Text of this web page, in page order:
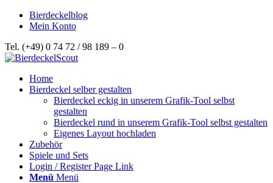
Bierdeckelblog
Mein Konto
Tel. (+49) 0 74 72 / 98 189 – 0
Home
Bierdeckel selber gestalten
Bierdeckel eckig in unserem Grafik-Tool selbst
gestalten
Bierdeckel rund in unserem Grafik-Tool selbst gestalten
Eigenes Layout hochladen
Zubehör
Spiele und Sets
Login / Register Page Link
Menü Menü